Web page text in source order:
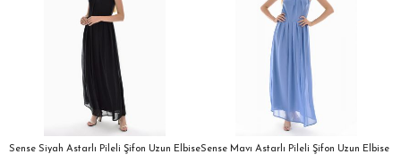
Sense Siyah Astarlı Pileli Şifon Uzun ElbiseSense Mavı Astarlı Pileli Şifon Uzun Elbise